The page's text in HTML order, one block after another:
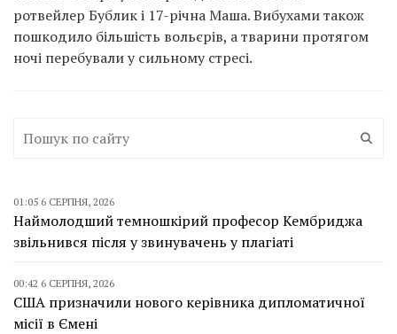
ротвейлер Бублик і 17-річна Маша. Вибухами також
пошкодило більшість вольєрів, а тварини протягом
ночі перебували у сильному стресі.
01:05 6 СЕРПНЯ, 2026
Наймолодший темношкірий професор Кембриджа
звільнився після у звинувачень у плагіаті
00:42 6 СЕРПНЯ, 2026
США призначили нового керівника дипломатичної
місії в Ємені